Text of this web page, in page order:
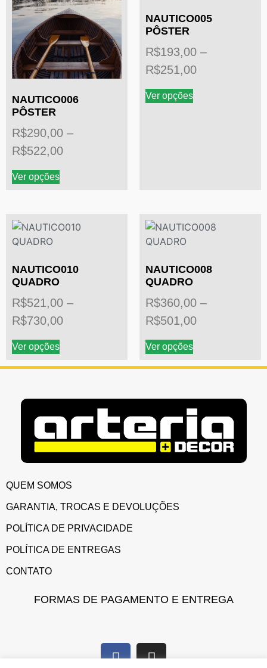
NAUTICO006
PÔSTER
R$290,00 –
R$522,00
Ver opções
NAUTICO005
PÔSTER
R$193,00 –
R$251,00
Ver opções
NAUTICO010
QUADRO
R$521,00 –
R$730,00
Ver opções
NAUTICO008
QUADRO
R$360,00 –
R$501,00
Ver opções
QUEM SOMOS
GARANTIA, TROCAS E DEVOLUÇÕES
POLÍTICA DE PRIVACIDADE
POLÍTICA DE ENTREGAS
CONTATO
FORMAS DE PAGAMENTO E ENTREGA